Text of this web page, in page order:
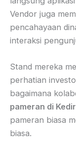
Vendor juga
pencahayaan
interaksi
Stand mereka
perhatian
bagaimana
pameran di
pameran biasa
biasa.